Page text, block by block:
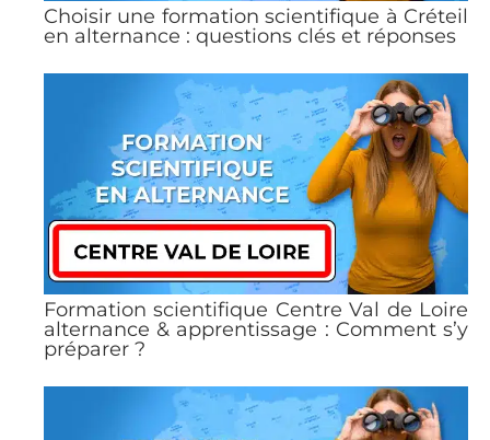
Choisir une formation scientifique à Créteil
en alternance : questions clés et réponses
Formation scientifique Centre Val de Loire
alternance & apprentissage : Comment s’y
préparer ?